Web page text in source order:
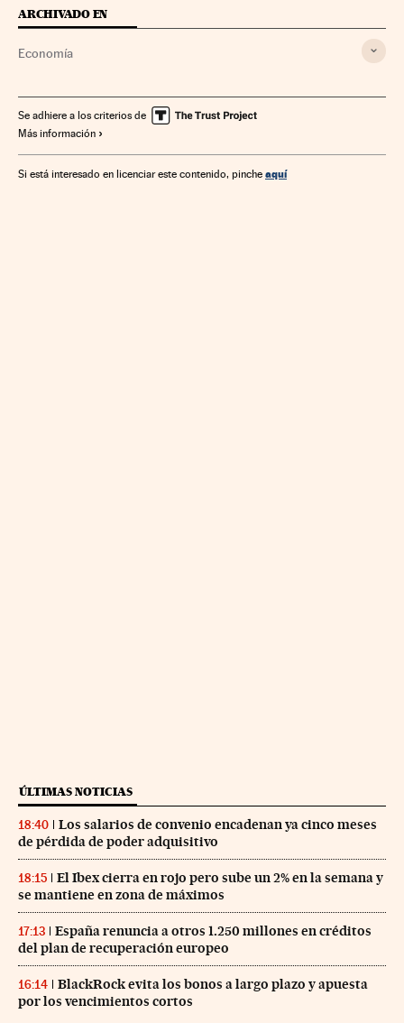
ARCHIVADO EN
Economía
Se adhiere a los criterios de
Más información
Si está interesado en licenciar este contenido, pinche aquí
ÚLTIMAS NOTICIAS
18:40
Los salarios de convenio encadenan ya cinco meses
de pérdida de poder adquisitivo
18:15
El Ibex cierra en rojo pero sube un 2% en la semana y
se mantiene en zona de máximos
17:13
España renuncia a otros 1.250 millones en créditos
del plan de recuperación europeo
16:14
BlackRock evita los bonos a largo plazo y apuesta
por los vencimientos cortos